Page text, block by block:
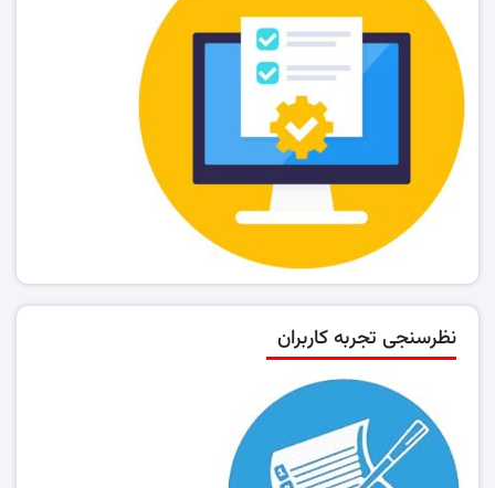
نظرسنجی تجربه کاربران